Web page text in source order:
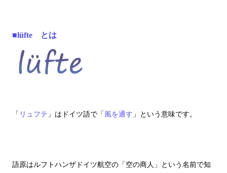
■lüfte とは
「 リュフテ 」はドイツ語で「 風を通す 」という意味です。
語原はルフトハンザドイツ航空の「空の商人」という名前で知